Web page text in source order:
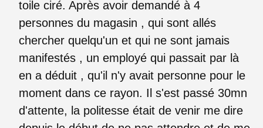
toile ciré. Après avoir demandé à 4
personnes du magasin , qui sont allés
chercher quelqu'un et qui ne sont jamais
manifestés , un employé qui passait par là
en a déduit , qu'il n'y avait personne pour le
moment dans ce rayon. Il s'est passé 30mn
d'attente, la politesse était de venir me dire